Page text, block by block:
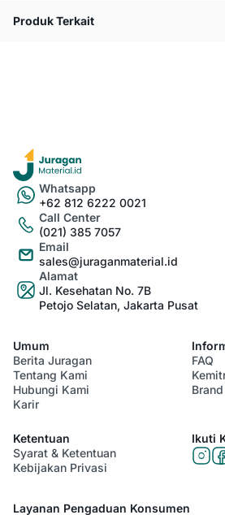
Produk Terkait
Whatsapp
+62 812 6222 0021
Call Center
(021) 385 7057
Email
sales@juraganmaterial.id
Alamat
Jl. Kesehatan No. 7B
Petojo Selatan, Jakarta Pusat
Umum
Berita Juragan
Tentang Kami
Hubungi Kami
Karir
FAQ
Ketentuan
Syarat & Ketentuan
Kebijakan Privasi
Ikuti
Layanan Pengaduan Konsumen